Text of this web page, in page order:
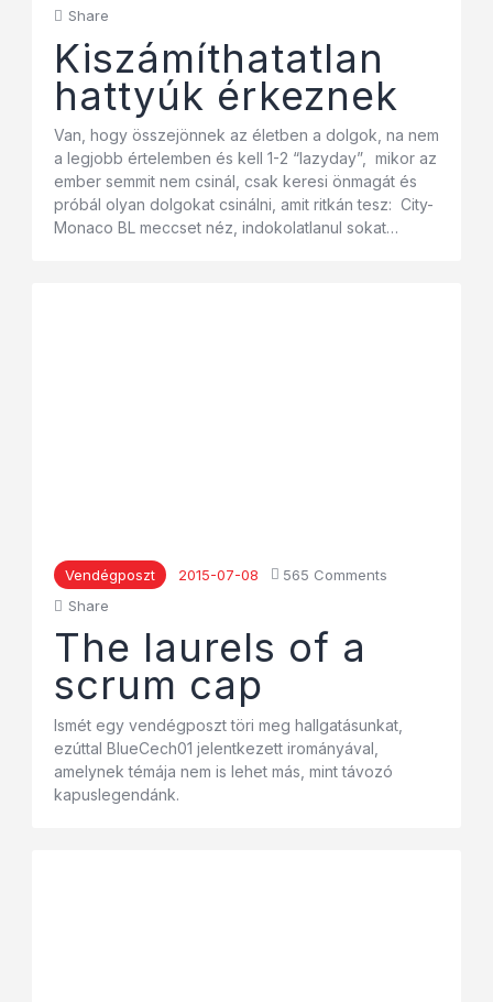
Share
Kiszámíthatatlan
hattyúk érkeznek
Van, hogy összejönnek az életben a dolgok, na nem
a legjobb értelemben és kell 1-2 “lazyday”, mikor az
ember semmit nem csinál, csak keresi önmagát és
próbál olyan dolgokat csinálni, amit ritkán tesz: City-
Monaco BL meccset néz, indokolatlanul sokat…
Vendégposzt 2015-07-08 565 Comments
Share
The laurels of a
scrum cap
Ismét egy vendégposzt töri meg hallgatásunkat,
ezúttal BlueCech01 jelentkezett irományával,
amelynek témája nem is lehet más, mint távozó
kapuslegendánk.